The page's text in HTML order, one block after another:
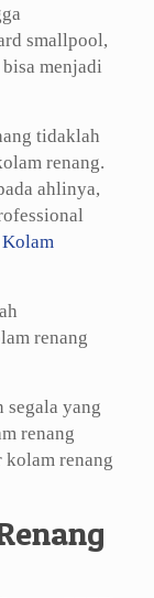
smallpool,
menjadi
tidaklah
renang.
ahlinya,
renang
yang
renang
renang